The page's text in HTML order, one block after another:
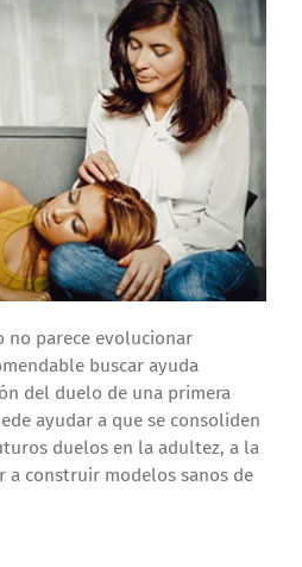
no parece evolucionar
buscar ayuda
del duelo de una primera
ayudar a que se consoliden
duelos en la adultez, a la
a construir modelos sanos de